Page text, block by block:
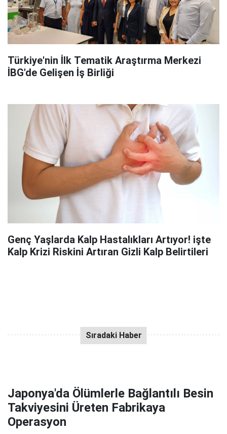
Türkiye'nin İlk Tematik Araştırma Merkezi
İBG'de Gelişen İş Birliği
Genç Yaşlarda Kalp Hastalıkları Artıyor! işte
Kalp Krizi Riskini Artıran Gizli Kalp Belirtileri
Japonya'da Ölümlerle Bağlantılı Besin
Takviyesini Üreten Fabrikaya
Operasyon